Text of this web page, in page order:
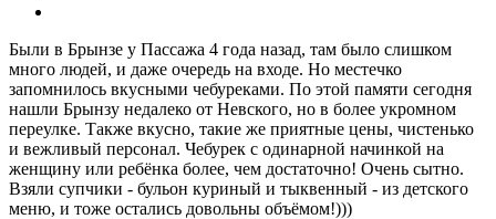
Были в Брынзе у Пассажа 4 года назад, там было слишком
много людей, и даже очередь на входе. Но местечко
запомнилось вкусными чебуреками. По этой памяти сегодня
нашли Брынзу недалеко от Невского, но в более укромном
переулке. Также вкусно, такие же приятные цены, чистенько
и вежливый персонал. Чебурек с одинарной начинкой на
женщину или ребёнка более, чем достаточно! Очень сытно.
Взяли супчики - бульон куриный и тыквенный - из детского
меню, и тоже остались довольны объёмом!)))